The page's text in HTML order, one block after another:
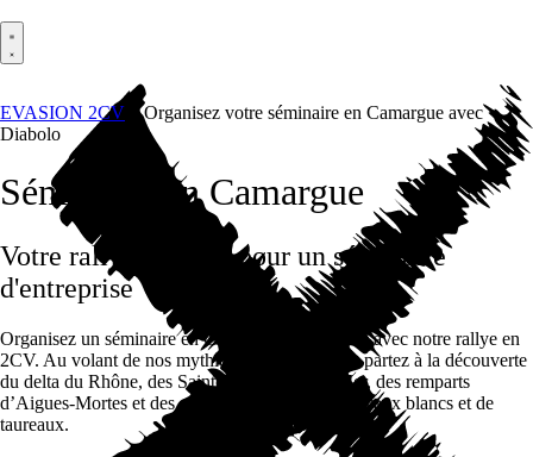
EVASION 2CV
Organisez votre séminaire en Camargue avec
Diabolo
Séminaire en Camargue
Votre rallye en 2CV pour un séminaire
d'entreprise
Organisez un séminaire en Camargue inoubliable avec notre rallye en
2CV. Au volant de nos mythiques décapotables, partez à la découverte
du delta du Rhône, des Saintes-Maries-de-la-Mer, des remparts
d’Aigues-Mortes et des célèbres manades de chevaux blancs et de
taureaux.